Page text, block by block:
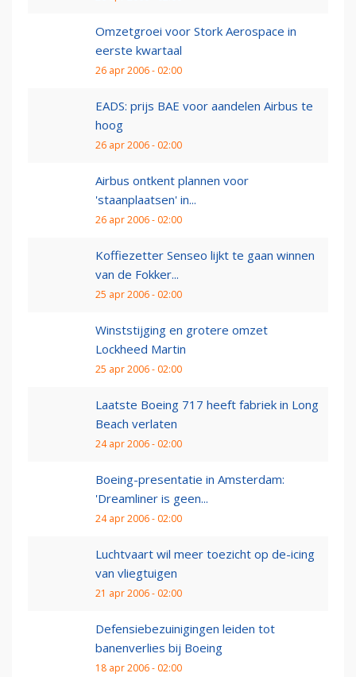
Omzetgroei voor Stork Aerospace in
eerste kwartaal
26 apr 2006 - 02:00
EADS: prijs BAE voor aandelen Airbus te
hoog
26 apr 2006 - 02:00
Airbus ontkent plannen voor
'staanplaatsen' in...
26 apr 2006 - 02:00
Koffiezetter Senseo lijkt te gaan winnen
van de Fokker...
25 apr 2006 - 02:00
Winststijging en grotere omzet
Lockheed Martin
25 apr 2006 - 02:00
Laatste Boeing 717 heeft fabriek in Long
Beach verlaten
24 apr 2006 - 02:00
Boeing-presentatie in Amsterdam:
'Dreamliner is geen...
24 apr 2006 - 02:00
Luchtvaart wil meer toezicht op de-icing
van vliegtuigen
21 apr 2006 - 02:00
Defensiebezuinigingen leiden tot
banenverlies bij Boeing
18 apr 2006 - 02:00